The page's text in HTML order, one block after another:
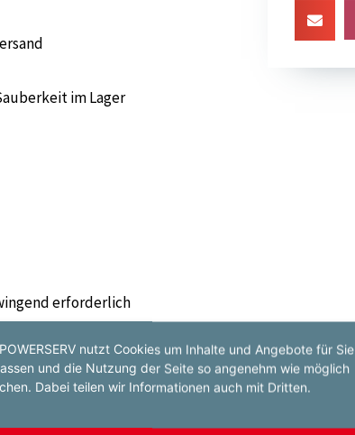
im Lager
erforderlich
nutzt Cookies um Inhalte und Angebote für Sie
und die Nutzung der Seite so angenehm wie möglich
Dabei teilen wir Informationen auch mit Dritten.